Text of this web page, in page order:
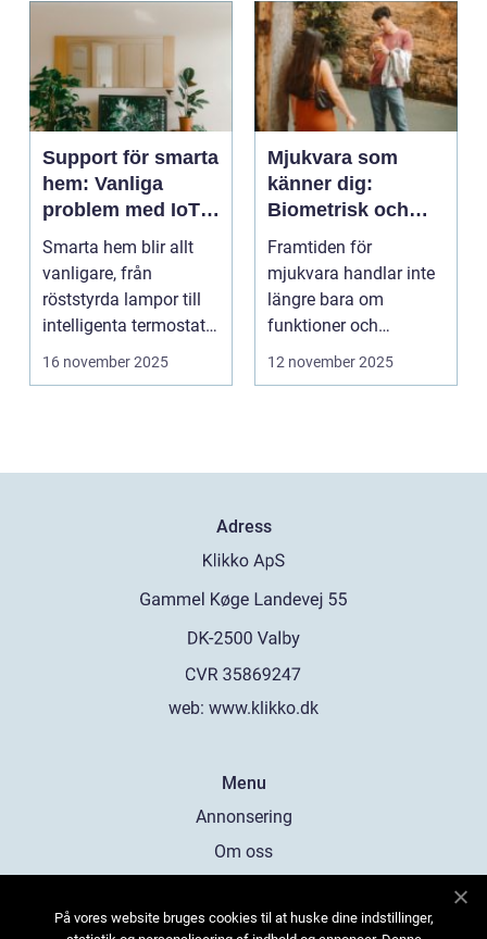
Support för smarta
hem: Vanliga
problem med IoT-
enheter
Smarta hem blir allt
vanligare, från
röststyrda lampor till
intelligenta termostater
och ...
16 november 2025
Mjukvara som
känner dig:
Biometrisk och
beteendedriven
personalisering
Framtiden för
mjukvara handlar inte
längre bara om
funktioner och
användargränss...
12 november 2025
Adress
web: www.klikko.dk
Menu
Annonsering
Om oss
Kontakta oss
På vores website bruges cookies til at huske dine indstillinger,